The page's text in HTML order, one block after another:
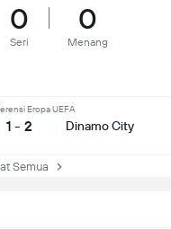
0
Seri
0
Menang
Eropa UEFA
1 - 2 Dinamo City
Semua